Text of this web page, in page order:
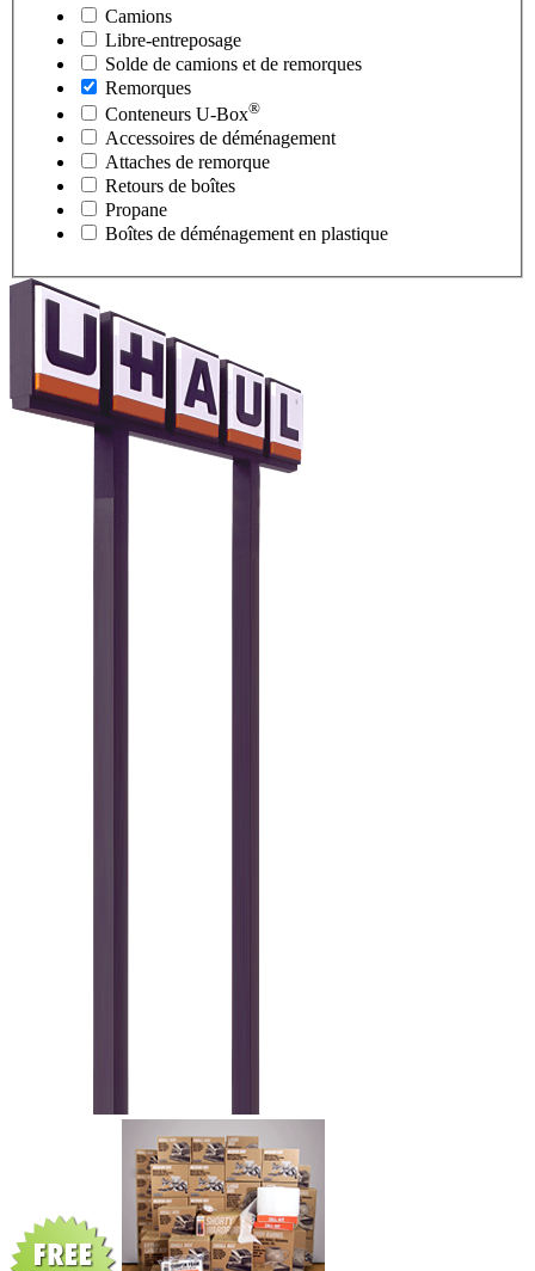
Camions
Libre-entreposage
Solde de camions et de remorques
Remorques
Conteneurs U-Box®
Accessoires de déménagement
Attaches de remorque
Retours de boîtes
Propane
Boîtes de déménagement en plastique